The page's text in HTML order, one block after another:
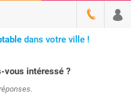
dans votre ville!
vous intéressé ?